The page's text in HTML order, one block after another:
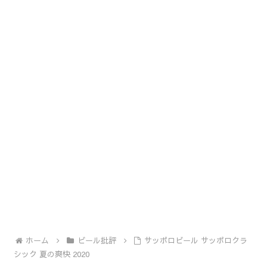
ホーム ビール批評
サッポロビール サッポロクラ
シック 夏の爽快 2020